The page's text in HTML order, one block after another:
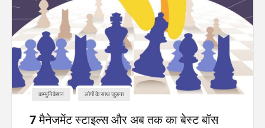
कम्युनिकेशन लोगों के साथ जुड़ना
7 मैनेजमेंट स्टाइल्स और अब तक का बेस्ट बॉस